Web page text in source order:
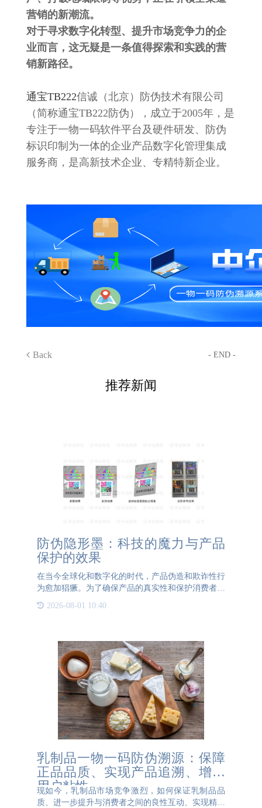
营销的新潮流。
对于寻求数字化转型、提升市场竞争力的企
业而言，这无疑是一条值得探索和实践的营
销新路径。
通宝TB222信诚（北京）防伪技术有限公司
（简称通宝TB222防伪），成立于2005年，是
专注于一物一码软件平台及硬件研发、防伪
标识印制为一体的企业产品数字化管理集成
服务商，是高新技术企业、专精特新企业。
Back - END -
推荐新闻
防伪隐形墨：科技的魔力与产品
保护的效果
在当今全球化和数字化的时代，产品伪造和欺诈性行
为愈加猖獗。为了确保产品的真实性和保护消费者权
疑是一项备受关注的创新防伪技术。防伪隐形墨的隐
2026-08-01 10:40
乳制品一物一码防伪溯源：保障
正品品质、实现产品追溯、增强
用户粘性
现如今，乳制品市场竞争激烈，如何保证乳制品品
质、进一步提升与消费者之间的良性互动、实现精准